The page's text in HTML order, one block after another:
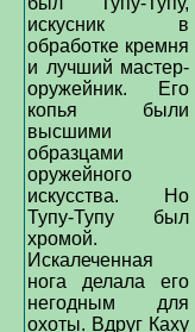
искусник в
обработке кремня
и лучший мастер-
оружейник. Его
копья были
высшими
образцами
оружейного
искусства. Но
Тупу-Тупу был
хромой.
Искалеченная
нога делала его
негодным для
охоты. Вдруг Каху